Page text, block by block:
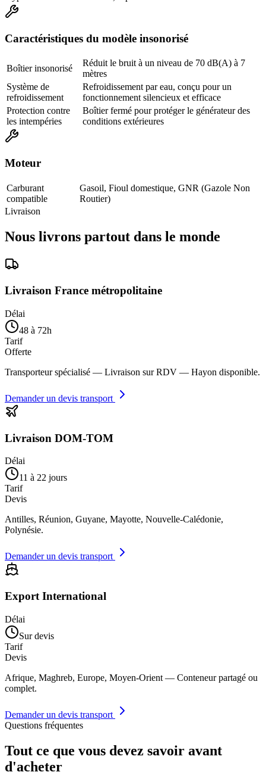
Caractéristiques du modèle insonorisé
Boîtier insonorisé
Réduit le bruit à un niveau de 70 dB(A) à 7
mètres
Système de
refroidissement
Refroidissement par eau, conçu pour un
fonctionnement silencieux et efficace
Protection contre
les intempéries
Boîtier fermé pour protéger le générateur des
conditions extérieures
Moteur
Carburant
compatible
Gasoil, Fioul domestique, GNR (Gazole Non
Routier)
Livraison
Nous livrons partout dans le monde
Livraison France métropolitaine
Délai
48 à 72h
Tarif
Offerte
Transporteur spécialisé — Livraison sur RDV — Hayon disponible.
Demander un devis transport
Livraison DOM-TOM
Délai
11 à 22 jours
Tarif
Devis
Antilles, Réunion, Guyane, Mayotte, Nouvelle-Calédonie,
Polynésie.
Demander un devis transport
Export International
Délai
Sur devis
Tarif
Devis
Afrique, Maghreb, Europe, Moyen-Orient — Conteneur partagé ou
complet.
Demander un devis transport
Questions fréquentes
Tout ce que vous devez savoir avant
d'acheter